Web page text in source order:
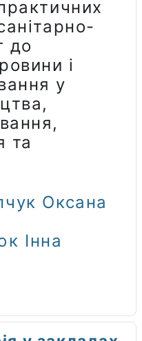
до
і
у
та
Оксана
Інна